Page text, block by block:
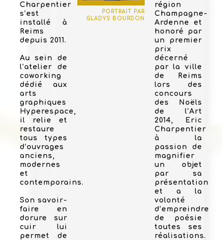
Charpentier
s’est
installé à
Reims
depuis 2011.
Au sein de
l’atelier de
coworking
dédié aux
arts
graphiques
Hyperespace,
il relie et
restaure
tous types
d’ouvrages
anciens,
modernes
et
contemporains.
Son savoir-
faire en
dorure sur
cuir lui
permet de
PORTRAIT PAR
GLADYS BOURDON
région
Champagne-
Ardenne et
honoré par
un premier
prix
décerné
par la ville
de Reims
lors des
concours
des Noëls
de l’Art
2014, Eric
Charpentier
à la
passion de
magnifier
un objet
par sa
présentation
et a la
volonté
d’empreindre
de poésie
toutes ses
réalisations.